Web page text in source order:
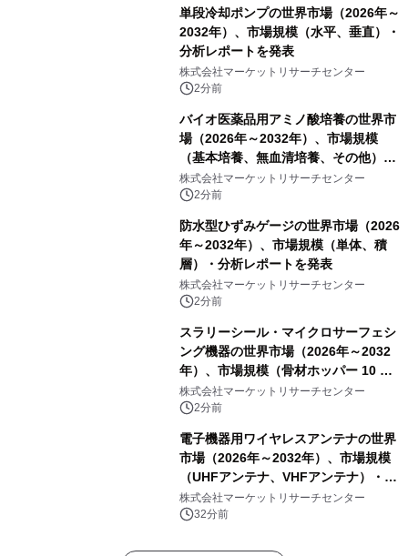
単段冷却ポンプの世界市場（2026年～
2032年）、市場規模（水平、垂直）・
分析レポートを発表
株式会社マーケットリサーチセンター
2分前
バイオ医薬品用アミノ酸培養の世界市
場（2026年～2032年）、市場規模
（基本培養、無血清培養、その他）・
分析レポートを発表
株式会社マーケットリサーチセンター
2分前
防水型ひずみゲージの世界市場（2026
年～2032年）、市場規模（単体、積
層）・分析レポートを発表
株式会社マーケットリサーチセンター
2分前
スラリーシール・マイクロサーフェシ
ング機器の世界市場（2026年～2032
年）、市場規模（骨材ホッパー 10 m³
以下、骨材ホッパー 10 m³～12 m³、
骨材ホッパー 12 m³以上）・分析レポ
株式会社マーケットリサーチセンター
2分前
電子機器用ワイヤレスアンテナの世界
市場（2026年～2032年）、市場規模
（UHFアンテナ、VHFアンテナ）・分
析レポートを発表
株式会社マーケットリサーチセンター
32分前